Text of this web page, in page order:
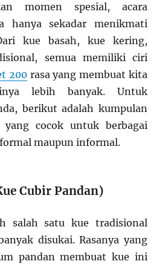
momen spesial, acara
hanya sekadar menikmati
kue basah, kue kering,
semua memiliki ciri
200 rasa yang membuat kita
lebih banyak. Untuk
berikut adalah kumpulan
cocok untuk berbagai
maupun informal.
Cubir Pandan)
salah satu kue tradisional
disukai. Rasanya yang
pandan membuat kue ini